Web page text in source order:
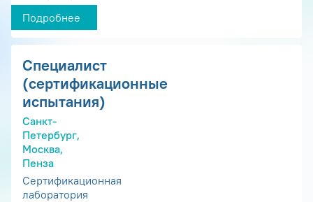
Подробнее
Специалист
(сертификационные
испытания)
Санкт-
Петербург,
Москва,
Пенза
Сертификационная
лаборатория